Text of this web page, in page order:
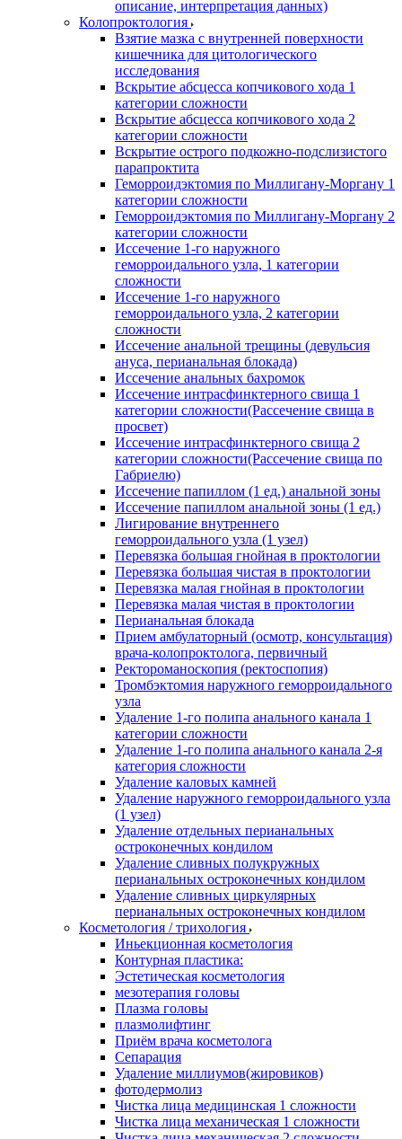
описание, интерпретация данных)
Колопроктология
Взятие мазка с внутренней поверхности
кишечника для цитологического
исследования
Вскрытие абсцесса копчикового хода 1
категории сложности
Вскрытие абсцесса копчикового хода 2
категории сложности
Вскрытие острого подкожно-подслизистого
парапроктита
Геморроидэктомия по Миллигану-Моргану 1
категории сложности
Геморроидэктомия по Миллигану-Моргану 2
категории сложности
Иссечение 1-го наружного
геморроидального узла, 1 категории
сложности
Иссечение 1-го наружного
геморроидального узла, 2 категории
сложности
Иссечение анальной трещины (девульсия
ануса, перианальная блокада)
Иссечение анальных бахромок
Иссечение интрасфинктерного свища 1
категории сложности(Рассечение свища в
просвет)
Иссечение интрасфинктерного свища 2
категории сложности(Рассечение свища по
Габриелю)
Иссечение папиллом (1 ед.) анальной зоны
Иссечение папиллом анальной зоны (1 ед.)
Лигирование внутреннего
геморроидального узла (1 узел)
Перевязка большая гнойная в проктологии
Перевязка большая чистая в проктологии
Перевязка малая гнойная в проктологии
Перевязка малая чистая в проктологии
Перианальная блокада
Прием амбулаторный (осмотр, консультация)
врача-колопроктолога, первичный
Ректороманоскопия (ректоспопия)
Тромбэктомия наружного геморроидального
узла
Удаление 1-го полипа анального канала 1
категории сложности
Удаление 1-го полипа анального канала 2-я
категория сложности
Удаление каловых камней
Удаление наружного геморроидального узла
(1 узел)
Удаление отдельных перианальных
остроконечных кондилом
Удаление сливных полукружных
перианальных остроконечных кондилом
Удаление сливных циркулярных
перианальных остроконечных кондилом
Косметология / трихология
Иньекционная косметология
Контурная пластика:
Эстетическая косметология
мезотерапия головы
Плазма головы
плазмолифтинг
Приём врача косметолога
Сепарация
Удаление миллиумов(жировиков)
фотодермолиз
Чистка лица медицинская 1 сложности
Чистка лица механическая 1 сложности